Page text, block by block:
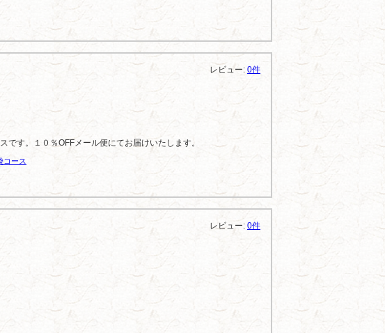
レビュー: 0件
です。１０％OFFメール便にてお届けいたします。
コース
レビュー: 0件